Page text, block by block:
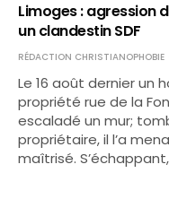
Limoges : agression
un clandestin SDF
RÉDACTION CHRISTIANOPHOBIE
Le 16 août dernier un
propriété rue de la
escaladé un mur;
propriétaire, il l’a
maîtrisé.